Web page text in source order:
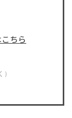
ちら